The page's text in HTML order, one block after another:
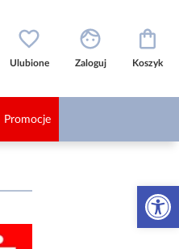
Otwórz
Ulubione Zaloguj Koszyk
Promocje